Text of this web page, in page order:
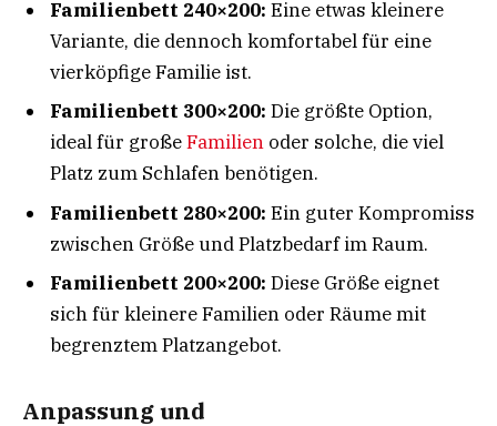
Familienbett 240×200: Eine etwas kleinere
Variante, die dennoch komfortabel für eine
vierköpfige Familie ist.
Familienbett 300×200: Die größte Option,
ideal für großeFamilien oder solche, die viel
Platz zum Schlafen benötigen.
Familienbett 280×200: Ein guter Kompromiss
zwischen Größe und Platzbedarf im Raum.
Familienbett 200×200: Diese Größe eignet
sich für kleinere Familien oder Räume mit
begrenztem Platzangebot.
Anpassung und